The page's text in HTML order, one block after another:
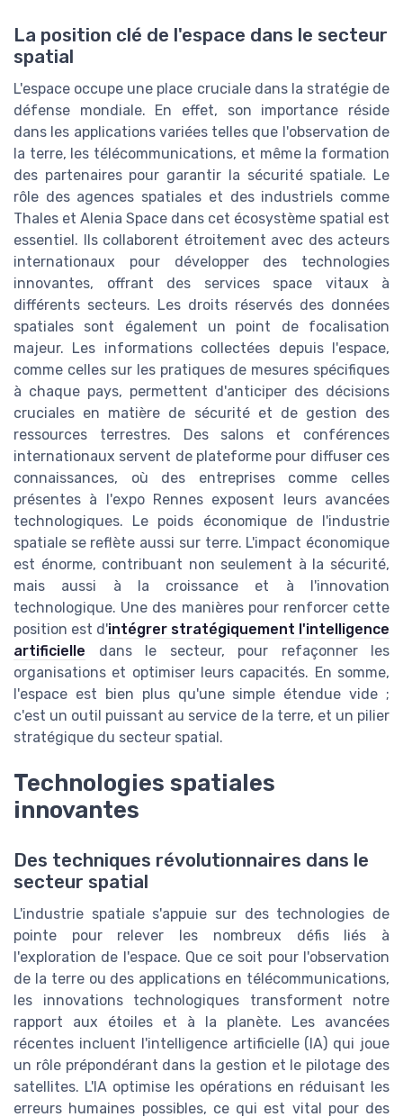
La position clé de l'espace dans le secteur
spatial
L'espace occupe une place cruciale dans la stratégie de
défense mondiale. En effet, son importance réside
dans les applications variées telles que l'observation de
la terre, les télécommunications, et même la formation
des partenaires pour garantir la sécurité spatiale. Le
rôle des agences spatiales et des industriels comme
Thales et Alenia Space dans cet écosystème spatial est
essentiel. Ils collaborent étroitement avec des acteurs
internationaux pour développer des technologies
innovantes, offrant des services space vitaux à
différents secteurs. Les droits réservés des données
spatiales sont également un point de focalisation
majeur. Les informations collectées depuis l'espace,
comme celles sur les pratiques de mesures spécifiques
à chaque pays, permettent d'anticiper des décisions
cruciales en matière de sécurité et de gestion des
ressources terrestres. Des salons et conférences
internationaux servent de plateforme pour diffuser ces
connaissances, où des entreprises comme celles
présentes à l'expo Rennes exposent leurs avancées
technologiques. Le poids économique de l'industrie
spatiale se reflète aussi sur terre. L'impact économique
est énorme, contribuant non seulement à la sécurité,
mais aussi à la croissance et à l'innovation
technologique. Une des manières pour renforcer cette
position est d'intégrer stratégiquement l'intelligence
artificielle dans le secteur, pour refaçonner les
organisations et optimiser leurs capacités. En somme,
l'espace est bien plus qu'une simple étendue vide ;
c'est un outil puissant au service de la terre, et un pilier
stratégique du secteur spatial.
Technologies spatiales
innovantes
Des techniques révolutionnaires dans le
secteur spatial
L'industrie spatiale s'appuie sur des technologies de
pointe pour relever les nombreux défis liés à
l'exploration de l'espace. Que ce soit pour l'observation
de la terre ou des applications en télécommunications,
les innovations technologiques transforment notre
rapport aux étoiles et à la planète. Les avancées
récentes incluent l'intelligence artificielle (IA) qui joue
un rôle prépondérant dans la gestion et le pilotage des
satellites. L'IA optimise les opérations en réduisant les
erreurs humaines possibles, ce qui est vital pour des